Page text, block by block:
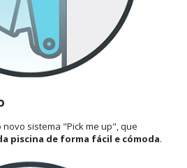
novo sistema "Pick me up", que
piscina de forma fácil e cómoda.